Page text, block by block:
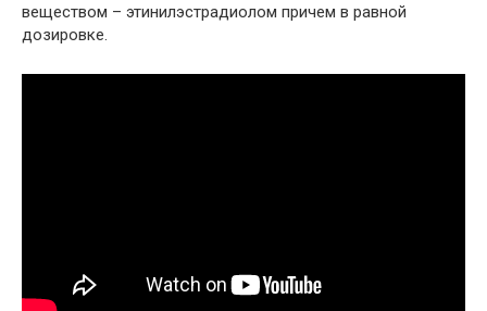
веществом – этинилэстрадиолом причем в равной
дозировке.